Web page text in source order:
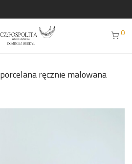
0
porcelana ręcznie malowana